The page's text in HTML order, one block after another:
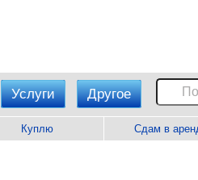
Услуги Другое
Куплю Сдам в